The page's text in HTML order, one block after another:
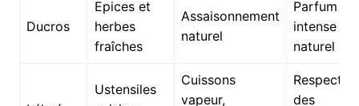
Ducros
Epices et
herbes
fraîches
Assaisonnement
naturel
Parfum
intense et
naturel
Ustensiles
Cuissons
vapeur,
Respect
des